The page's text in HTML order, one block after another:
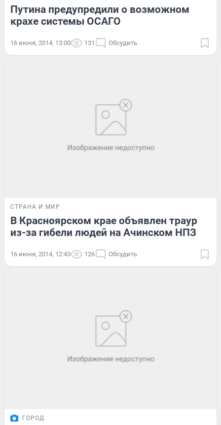
Путина предупредили о возможном
крахе системы ОСАГО
16 июня, 2014, 13:00 131 Обсудить
СТРАНА И МИР
В Красноярском крае объявлен траур
из-за гибели людей на Ачинском НПЗ
16 июня, 2014, 12:43 126 Обсудить
ГОРОД